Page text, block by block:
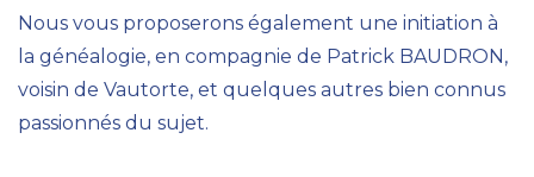
Nous vous proposerons également une initiation à
la généalogie, en compagnie de Patrick BAUDRON,
voisin de Vautorte, et quelques autres bien connus
passionnés du sujet.